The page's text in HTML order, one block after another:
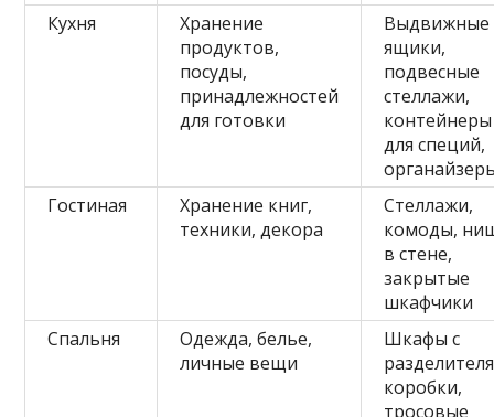
Кухня
Хранение
продуктов,
посуды,
принадлежностей
для готовки
Выдвижные
ящики,
подвесные
стеллажи,
контейнеры
для специй,
Гостиная
Хранение книг,
техники, декора
Стеллажи,
комоды,
в стене,
закрытые
шкафчики
Спальня
Одежда, белье,
личные вещи
Шкафы с
коробки,
тросовые